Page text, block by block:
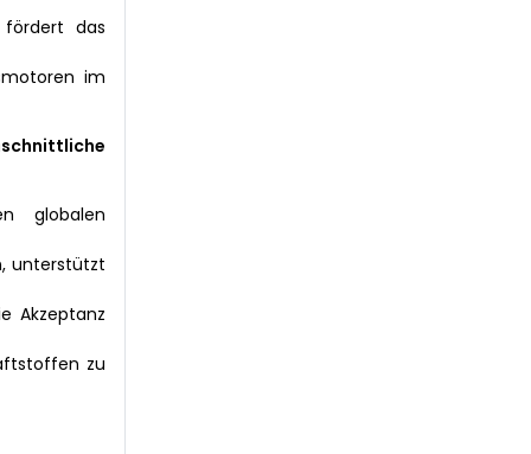
fördert das
im
globalen
unterstützt
Akzeptanz
zu